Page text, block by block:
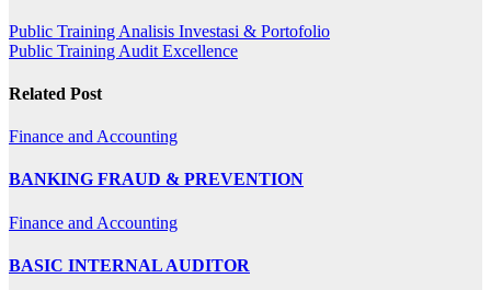
Public Training Analisis Investasi & Portofolio
Public Training Audit Excellence
Related Post
Finance and Accounting
BANKING FRAUD & PREVENTION
Finance and Accounting
BASIC INTERNAL AUDITOR